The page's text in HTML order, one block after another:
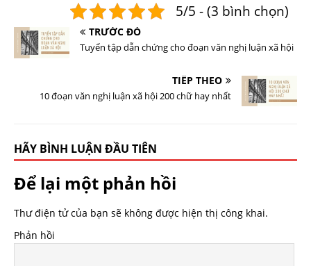
5/5 - (3 bình chọn)
TRƯỚC ĐÓ
Tuyển tập dẫn chứng cho đoạn văn nghị luận xã hội
TIẾP THEO
10 đoạn văn nghị luận xã hội 200 chữ hay nhất
HÃY BÌNH LUẬN ĐẦU TIÊN
Để lại một phản hồi
Thư điện tử của bạn sẽ không được hiện thị công khai.
Phản hồi